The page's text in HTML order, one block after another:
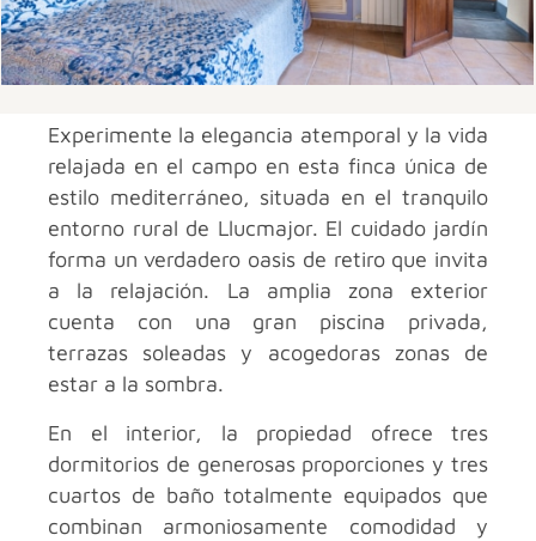
Experimente la elegancia atemporal y la vida
relajada en el campo en esta finca única de
estilo mediterráneo, situada en el tranquilo
entorno rural de Llucmajor. El cuidado jardín
forma un verdadero oasis de retiro que invita
a la relajación. La amplia zona exterior
cuenta con una gran piscina privada,
terrazas soleadas y acogedoras zonas de
estar a la sombra.
En el interior, la propiedad ofrece tres
dormitorios de generosas proporciones y tres
cuartos de baño totalmente equipados que
combinan armoniosamente comodidad y